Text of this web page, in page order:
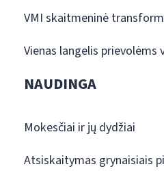
VMI skaitmeninė
Vienas langelis
NAUDINGA
Mokesčiai ir jų dydžiai
Atsiskaitymas grynaisiais